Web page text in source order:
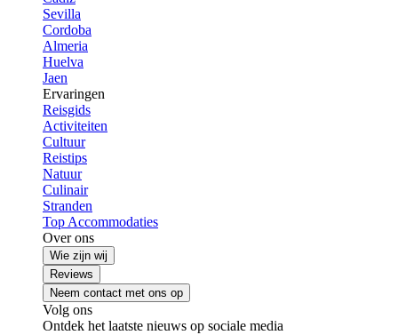
Sevilla
Cordoba
Almeria
Huelva
Jaen
Ervaringen
Reisgids
Activiteiten
Cultuur
Reistips
Natuur
Culinair
Stranden
Top Accommodaties
Over ons
Wie zijn wij
Reviews
Neem contact met ons op
Volg ons
Ontdek het laatste nieuws op sociale media